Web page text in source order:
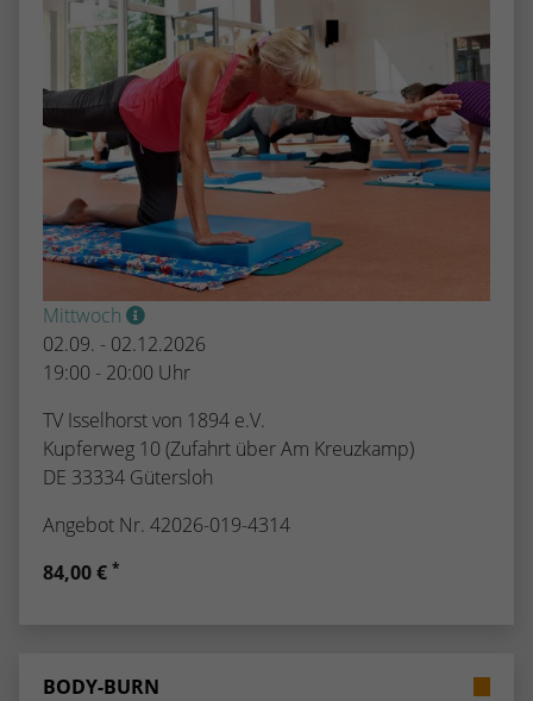
Mittwoch
02.09. - 02.12.2026
19:00 - 20:00 Uhr
TV Isselhorst von 1894 e.V.
Kupferweg 10 (Zufahrt über Am Kreuzkamp)
DE 33334 Gütersloh
Angebot Nr. 42026-019-4314
84,00 € *
BODY-BURN